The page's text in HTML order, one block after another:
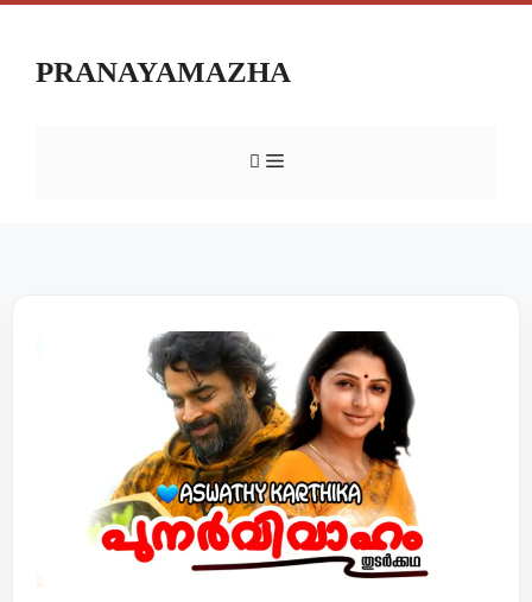
PRANAYAMAZHA